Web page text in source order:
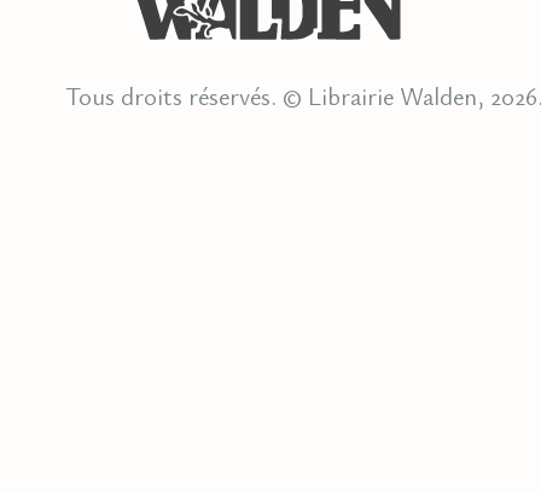
Tous droits réservés. © Librairie Walden,